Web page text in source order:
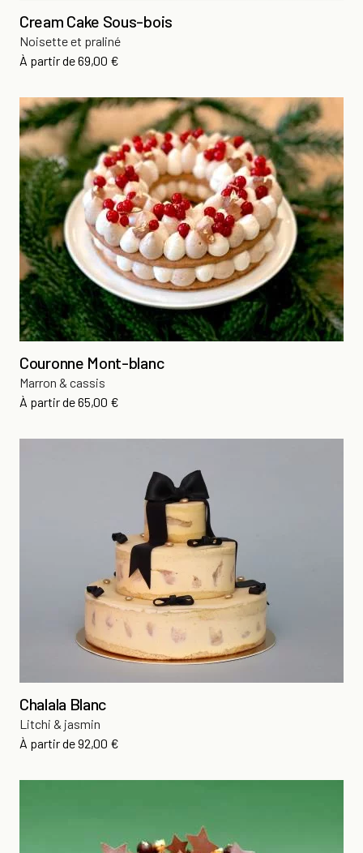
Cream Cake Sous-bois
Noisette et praliné
À partir dePrix
69,00 €
Couronne Mont-blanc
Marron & cassis
À partir dePrix
65,00 €
Chalala Blanc
Litchi & jasmin
À partir dePrix
92,00 €